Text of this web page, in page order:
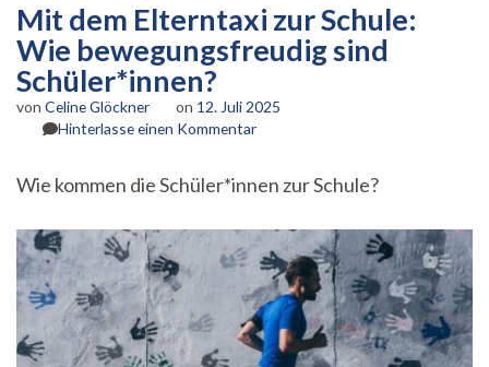
Mit dem Elterntaxi zur Schule:
Wie bewegungsfreudig sind
Schüler*innen?
von Celine Glöckner on 12. Juli 2025
Hinterlasse einen Kommentarzu
Elterntaxi
Schule:
Wie
bewegungsfreudig
sind
Schüler*innen?
Wie kommen die Schüler*innen zur Schule?